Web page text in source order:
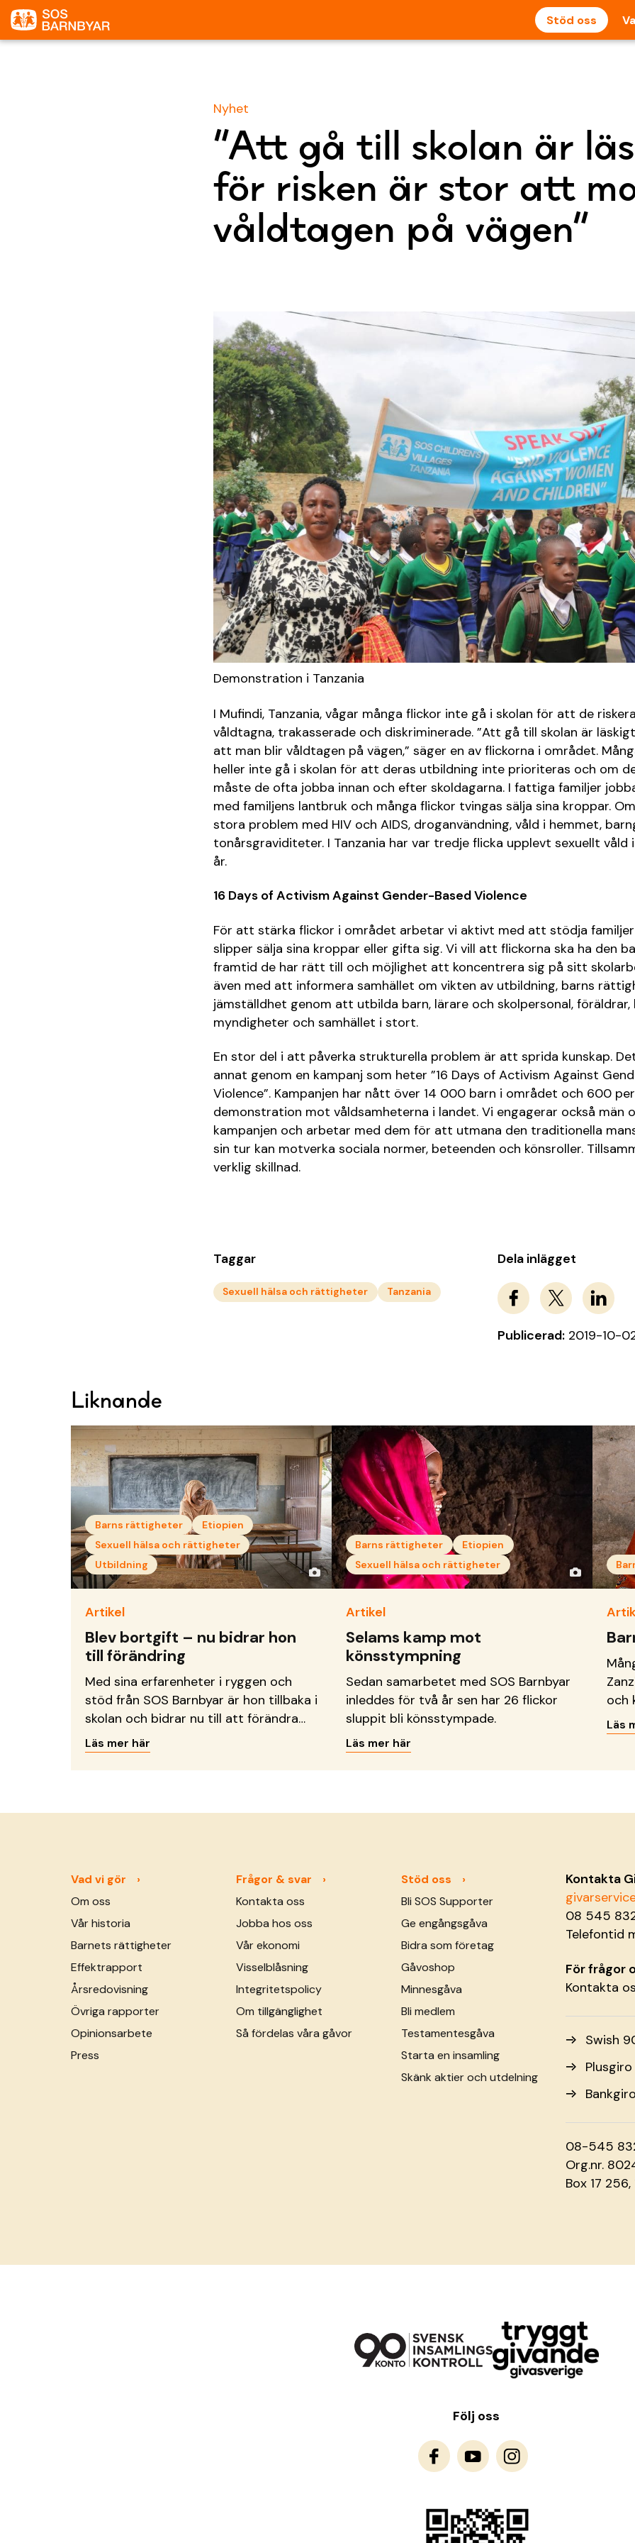
Stöd oss
Nyhet
”Att gå till skolan är
för risken är stor att
våldtagen på vägen”
Demonstration i Tanzania
I Mufindi, Tanzania, vågar många flickor inte gå i skolan för att de
våldtagna, trakasserade och diskriminerade. ”Att gå till skolan är
att man blir våldtagen på vägen,” säger en av flickorna i området.
heller inte gå i skolan för att deras utbildning inte prioriteras och om
måste de ofta jobba innan och efter skoldagarna. I fattiga familjer
med familjens lantbruk och många flickor tvingas sälja sina kroppar.
stora problem med HIV och AIDS, droganvändning, våld i hemmet,
tonårsgraviditeter. I Tanzania har var tredje flicka upplevt sexuellt våld
år.
16 Days of Activism Against Gender-Based Violence
För att stärka flickor i området arbetar vi aktivt med att stödja
slipper sälja sina kroppar eller gifta sig. Vi vill att flickorna ska ha den
framtid de har rätt till och möjlighet att koncentrera sig på sitt
även med att informera samhället om vikten av utbildning, barns
jämställdhet genom att utbilda barn, lärare och skolpersonal, föräldrar,
myndigheter och samhället i stort.
En stor del i att påverka strukturella problem är att sprida kunskap.
annat genom en kampanj som heter ”16 Days of Activism Against
Violence”. Kampanjen har nått över 14 000 barn i området och 600
demonstration mot våldsamheterna i landet. Vi engagerar också män
kampanjen och arbetar med dem för att utmana den traditionella
sin tur kan motverka sociala normer, beteenden och könsroller.
verklig skillnad.
Taggar
Sexuell hälsa och rättigheter Tanzania
Dela inlägget
Publicerad: 2019-10-
Liknande
Barns rättigheter
Etiopien
Sexuell hälsa och rättigheter
Utbildning
Artikel
Blev bortgift – nu bidrar hon
till förändring
Med sina erfarenheter i ryggen och
stöd från SOS Barnbyar är hon tillbaka i
skolan och bidrar nu till att förändra
situationen och bryta sociala stigman.
Läs mer här
Barns rättigheter
Etiopien
Sexuell hälsa och rättigheter
Artikel
Selams kamp mot
könsstympning
Sedan samarbetet med SOS Barnbyar
inleddes för två år sen har 26 flickor
sluppit bli könsstympade.
Läs mer här
och
Läs
Vad vi gör
Om oss
Vår historia
Barnets rättigheter
Effektrapport
Årsredovisning
Övriga rapporter
Opinionsarbete
Press
Frågor & svar
Kontakta oss
Jobba hos oss
Vår ekonomi
Visselblåsning
Integritetspolicy
Om tillgänglighet
Så fördelas våra gåvor
Stöd oss
Bli SOS Supporter
Ge engångsgåva
Bidra som företag
Gåvoshop
Minnesgåva
Bli medlem
Testamentesgåva
Starta en insamling
Skänk aktier och utdelning
Kontakta
08 545
Telefontid
För frågor
Kontakta
Swish
08-545
Org.nr.
Box 17
Följ oss